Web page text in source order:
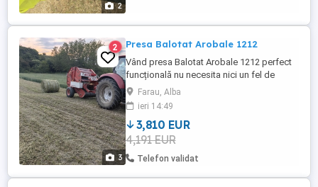
2
3
2 Presa Balotat Arobale 1212
Vând presa Balotat Arobale 1212 perfect
funcțională nu necesita nici un fel de
investiție legare la buton cu 2 ate gresare
automata balot 120 120 WhatsApp
Farau, Alba
ieri 14:49
3,810 EUR
4,191 EUR
Telefon validat